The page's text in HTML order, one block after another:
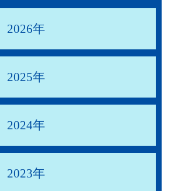
2026年
2025年
2024年
2023年